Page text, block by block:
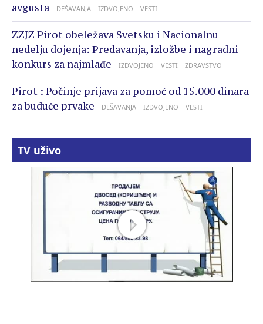
avgusta
DEŠAVANJA IZDVOJENO VESTI
ZZJZ Pirot obeležava Svetsku i Nacionalnu
nedelju dojenja: Predavanja, izložbe i nagradni
konkurs za najmlađe
IZDVOJENO VESTI ZDRAVSTVO
Pirot : Počinje prijava za pomoć od 15.000 dinara
za buduće prvake
DEŠAVANJA IZDVOJENO VESTI
TV uživo